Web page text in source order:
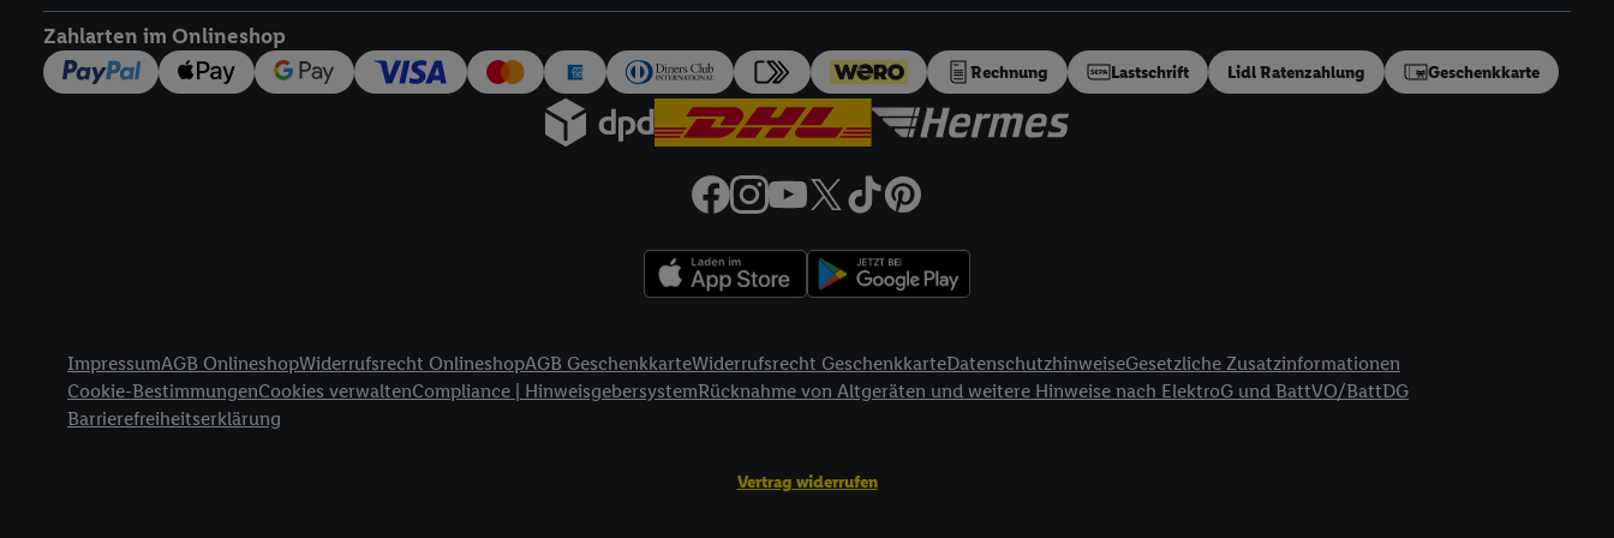
Zahlarten im Onlineshop
Rechnung Lastschrift Lidl Ratenzahlung Geschenkkarte
ImpressumAGB OnlineshopWiderrufsrecht OnlineshopAGB GeschenkkarteWiderrufsrecht GeschenkkarteDatenschutzhinweiseGesetzliche Zusatzinformationen
Cookie-BestimmungenCookies verwaltenCompliance | HinweisgebersystemRücknahme von Altgeräten und weitere Hinweise nach ElektroG und BattVO/BattDG
Barrierefreiheitserklärung
Vertrag widerrufen
widerrufen - jederzeit auch überdas Datenschutzportal von Utiq („consenthub“)oder über „Anpassen“/„Nutzung der
die Lidl-Dienste) widerrufen. Weitere Informationen finden Sie in denDatenschutzbestimmungen von Utiq.
Durch einen Klick auf „Ablehnen“ können Sie nur den Einsatz notwendiger Techniken zulassen. Durch einen Klick auf
„Zustimmen“ stimmen Sie allen Verarbeitungen zu sämtlichen vorgenannten Zwecken unter Einbindung sämtlicher
jederzeit mit Wirkung für die Zukunft zu widerrufen, finden Sie in unserenDatenschutzbestimmungen
Unter „Anpassen“ können Sie einzelne Verwendungszwecke oder Partner zulassen; das gilt auch für die
Gewährleistung der Sicherheit, Verhinderung und Aufdeckung von Betrug und Fehlerbehebung, Bereitstellung und
Verknüpfung verschiedener Endgeräte, Identifikation von Geräten anhand automatisch übermittelter Informationen,
Messung des Erfolgs von Werbekampagnen durch TTD und Nutzung der Telekommunikations-basierten Utiq-
Zugriff auf Informationen auf einem Endgerät. Entwicklung und Verbesserung der Angebote. Analyse von